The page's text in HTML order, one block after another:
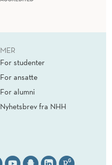
MER
For studenter
For ansatte
For alumni
Nyhetsbrev fra NHH